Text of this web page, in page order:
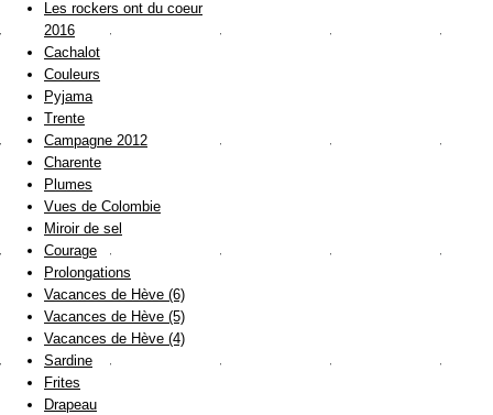
Les rockers ont du coeur
2016
Cachalot
Couleurs
Pyjama
Trente
Campagne 2012
Charente
Plumes
Vues de Colombie
Miroir de sel
Courage
Prolongations
Vacances de Hève (6)
Vacances de Hève (5)
Vacances de Hève (4)
Sardine
Frites
Drapeau